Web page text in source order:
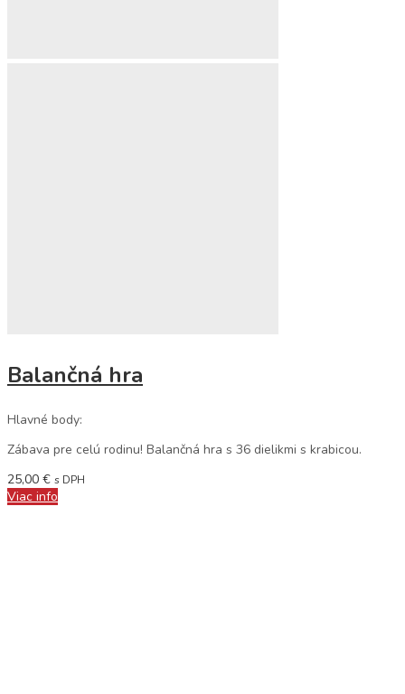
Balančná hra
Hlavné body:
Zábava pre celú rodinu! Balančná hra s 36 dielikmi s krabicou.
25,00 € s DPH
Viac info